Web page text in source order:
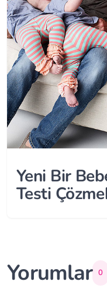
Yeni Bir
Testi
Yorumlar 0